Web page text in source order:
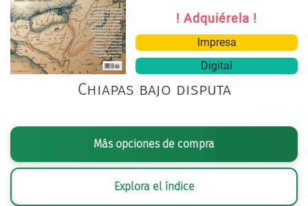
! Adquiérela !
Impresa
Digital
Chiapas bajo disputa
Más opciones de compra
Explora el índice